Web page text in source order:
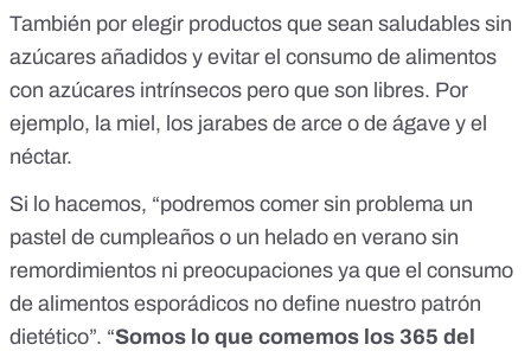
También por elegir productos que sean saludables sin
azúcares añadidos y evitar el consumo de alimentos
con azúcares intrínsecos pero que son libres. Por
ejemplo, la miel, los jarabes de arce o de ágave y el
néctar.
Si lo hacemos, “podremos comer sin problema un
pastel de cumpleaños o un helado en verano sin
remordimientos ni preocupaciones ya que el consumo
de alimentos esporádicos no define nuestro patrón
dietético”. “Somos lo que comemos los 365 del